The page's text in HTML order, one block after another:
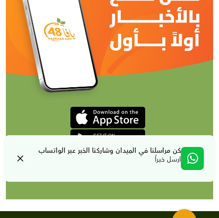
كن مراسلنا في الميدان وشاركنا الخبر عبر الواتساب
ارسل خبراً